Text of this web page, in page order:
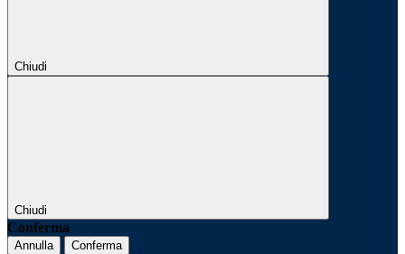
Chiudi
Chiudi
Conferma
Annulla Conferma